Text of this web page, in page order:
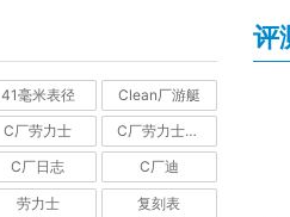
评
41毫米表径 Clean厂游艇
C厂劳力士 C厂劳力士GMT
C厂日志 C厂迪
劳力士 复刻表